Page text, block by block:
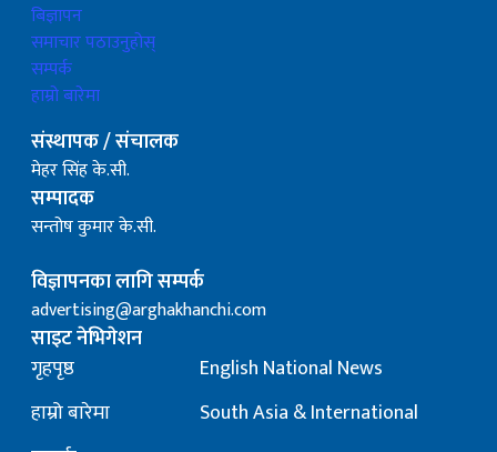
बिज्ञापन
समाचार पठाउनुहोस्
सम्पर्क
हाम्रो बारेमा
संस्थापक / संचालक
मेहर सिंह के.सी.
सम्पादक
सन्तोष कुमार के.सी.
विज्ञापनका लागि सम्पर्क
advertising@arghakhanchi.com
साइट नेभिगेशन
गृहपृष्ठ
हाम्रो बारेमा
English National News
South Asia & International